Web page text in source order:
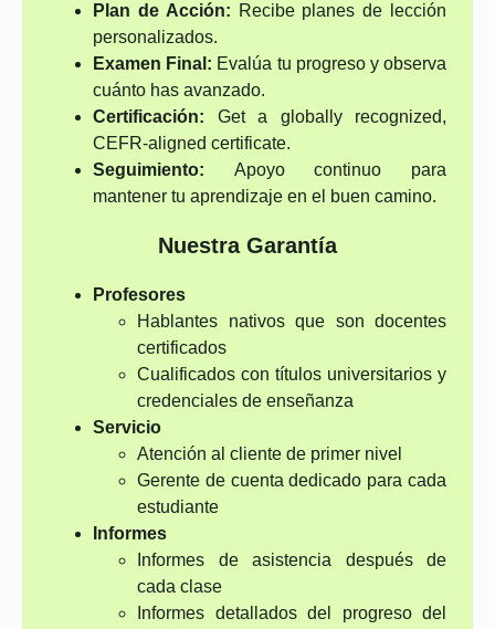
Plan de Acción: Recibe planes de lección
personalizados.
Examen Final: Evalúa tu progreso y observa
cuánto has avanzado.
Certificación: Get a globally recognized,
CEFR-aligned certificate.
Seguimiento: Apoyo continuo para
mantener tu aprendizaje en el buen camino.
Nuestra Garantía
Profesores
Hablantes nativos que son docentes
certificados
Cualificados con títulos universitarios y
credenciales de enseñanza
Servicio
Atención al cliente de primer nivel
Gerente de cuenta dedicado para cada
estudiante
Informes
Informes de asistencia después de
cada clase
Informes detallados del progreso del